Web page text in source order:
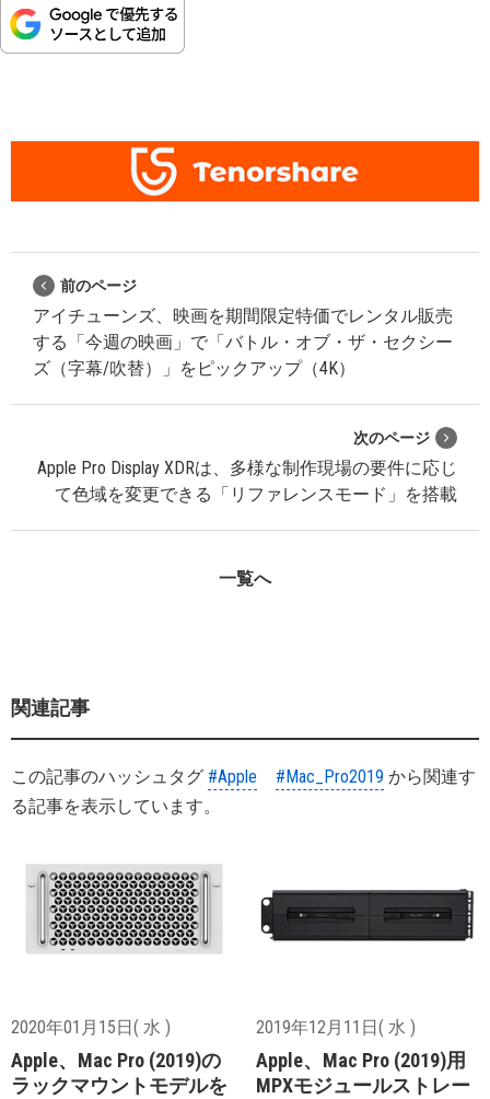
前のページ
アイチューンズ、映画を期間限定特価でレンタル販売
する「今週の映画」で「バトル・オブ・ザ・セクシー
ズ（字幕/吹替）」をピックアップ（4K）
次のページ
Apple Pro Display XDRは、多様な制作現場の要件に応じ
て色域を変更できる「リファレンスモード」を搭載
一覧へ
関連記事
この記事のハッシュタグ #Apple #Mac_Pro2019 から関連す
る記事を表示しています。
2020年01月15日( 水 )
Apple、Mac Pro (2019)の
ラックマウントモデルを
2019年12月11日( 水 )
Apple、Mac Pro (2019)用
MPXモジュールストレー